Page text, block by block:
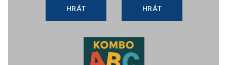
HRÁT HRÁT